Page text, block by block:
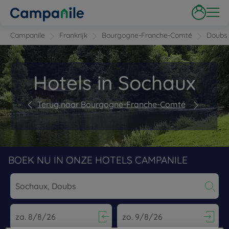
Campanile Frankrijk Bourgogne-Franche-Comté Doubs
Hotels in Sochaux
Terug naar Bourgogne-Franche-Comté
BOEK NU IN ONZE HOTELS CAMPANILE